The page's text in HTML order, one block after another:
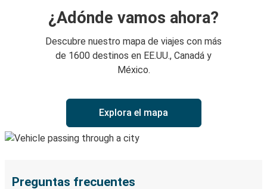
¿Adónde vamos ahora?
Descubre nuestro mapa de viajes con más
de 1600 destinos en EE.UU., Canadá y
México.
Explora el mapa
Preguntas frecuentes